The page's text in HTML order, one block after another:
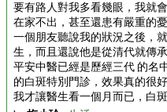
要有路人對我多看幾眼，我就
在家不出，甚至還患有嚴重的
一個朋友聽說我的狀況之後，
生，而且還說他是從清代就傳
平安中醫已經是歷經三代 的名
的白斑特別門診，效果真的很
我才讓醫生看一個月而已，白